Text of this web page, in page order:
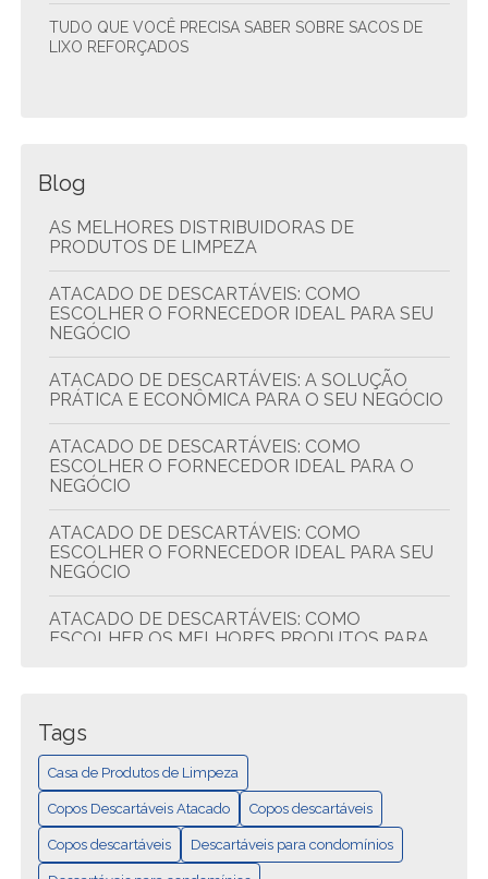
TUDO QUE VOCÊ PRECISA SABER SOBRE SACOS DE
LIXO REFORÇADOS
Blog
AS MELHORES DISTRIBUIDORAS DE
PRODUTOS DE LIMPEZA
ATACADO DE DESCARTÁVEIS: COMO
ESCOLHER O FORNECEDOR IDEAL PARA SEU
NEGÓCIO
ATACADO DE DESCARTÁVEIS: A SOLUÇÃO
PRÁTICA E ECONÔMICA PARA O SEU NEGÓCIO
ATACADO DE DESCARTÁVEIS: COMO
ESCOLHER O FORNECEDOR IDEAL PARA O
NEGÓCIO
ATACADO DE DESCARTÁVEIS: COMO
ESCOLHER O FORNECEDOR IDEAL PARA SEU
NEGÓCIO
ATACADO DE DESCARTÁVEIS: COMO
ESCOLHER OS MELHORES PRODUTOS PARA
ECONOMIZAR E COMPRAR MELHOR
ATACADO DE DESCARTÁVEIS: QUALIDADE E
ECONOMIA
CASA DE PRODUTOS DE LIMPEZA: TUDO EM
UM LUGAR
Tags
Casa de Produtos de Limpeza
Copos Descartáveis Atacado Copos descartáveis
Copos descartáveis Descartáveis para condomínios